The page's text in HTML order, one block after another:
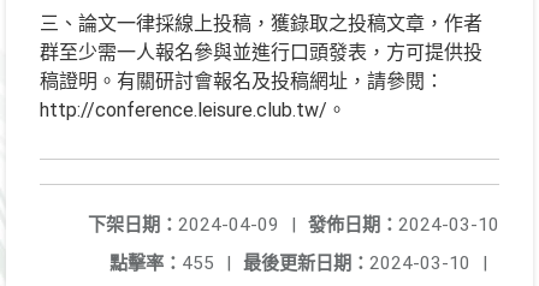
三、論文一律採線上投稿，獲錄取之投稿文章，作者
群至少需一人報名參與並進行口頭發表，方可提供投
稿證明。有關研討會報名及投稿網址，請參閱：
http://conference.leisure.club.tw/。
發佈日期： 2024-03-10
下架日期： 2024-04-09
|
最後更新日期： 2024-03-10 |
點擊率： 455 |